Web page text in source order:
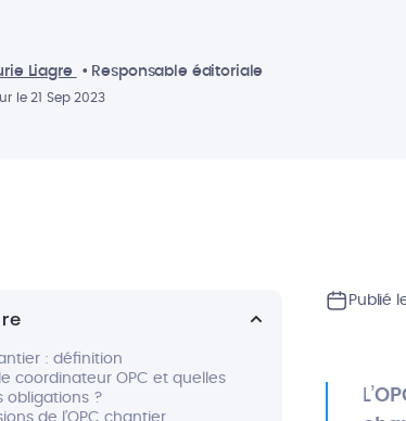
Liagre • Responsable éditoriale
le 21 Sep 2023
: définition
coordinateur OPC et quelles
obligations ?
de l’OPC chantier
Publié
L’